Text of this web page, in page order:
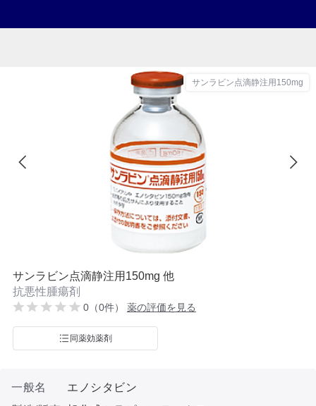
サンラビン点滴静注用150mg
サンラビン点滴静注用150mg 他
抗悪性腫瘍剤
0（0件） 薬の評価を見る
同薬効薬剤
一般名
エノシタビン